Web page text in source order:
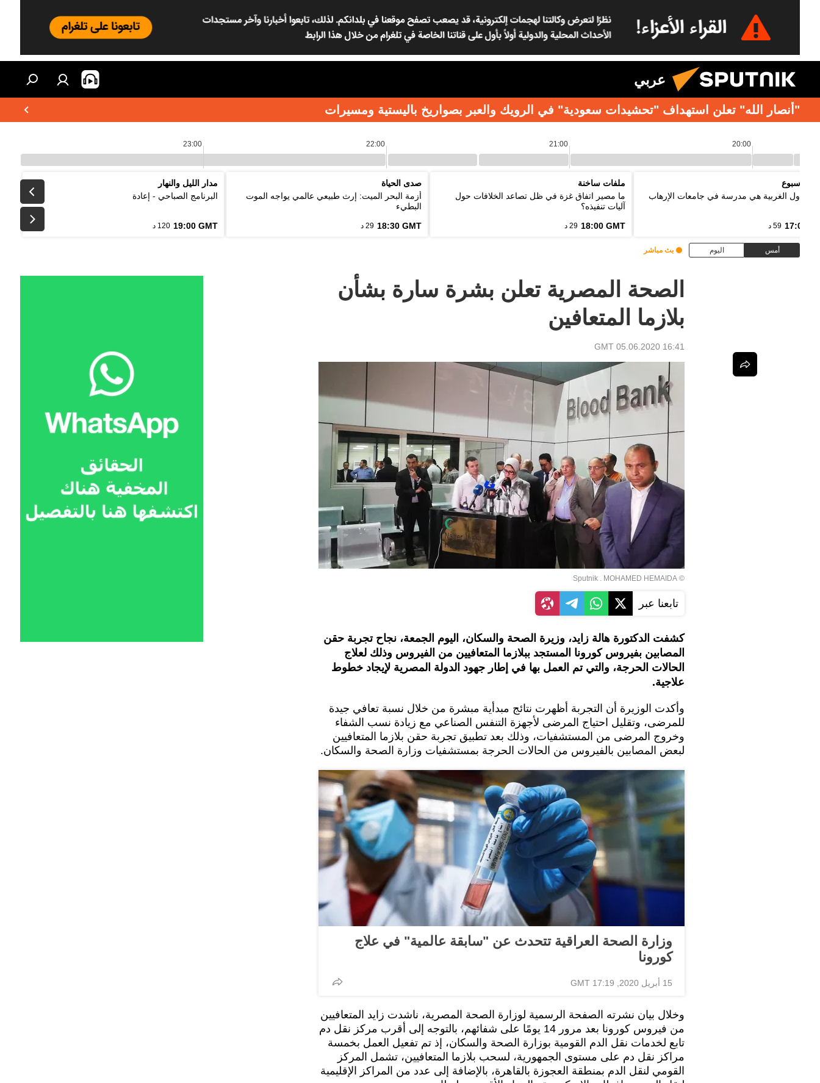
عربي
"أنصار الله" تعلن استهداف "تحشيدات سعودية" في الرويك والعبر بصواريخ باليستية ومسيرات
20:00
21:00
22:00
23:00
الأسبوع
الدول الغربية هي مدرسة في جامعات الإرهاب
17:00 59 د
ملفات ساخنة
ما مصير اتفاق غزة في ظل تصاعد الخلافات حول
آليات تنفيذه؟
18:00 GMT 29 د
صدى الحياة
أزمة البحر الميت: إرث طبيعي عالمي يواجه الموت
البطيء
18:30 GMT 29 د
مدار الليل والنهار
البرنامج الصباحي - إعادة
19:00 GMT 120 د
أمس اليوم بث مباشر
الصحة المصرية تعلن بشرة سارة بشأن
بلازما المتعافين
16:41 GMT 05.06.2020
© Sputnik . MOHAMED HEMAIDA
تابعنا عبر
كشفت الدكتورة هالة زايد، وزيرة الصحة والسكان، اليوم الجمعة، نجاح تجربة حقن
المصابين بفيروس كورونا المستجد ببلازما المتعافيين من الفيروس وذلك لعلاج
الحالات الحرجة، والتي تم العمل بها في إطار جهود الدولة المصرية لإيجاد خطوط
علاجية.
وأكدت الوزيرة أن التجربة أظهرت نتائج مبدأية مبشرة من خلال نسبة تعافي جيدة
للمرضى، وتقليل احتياج المرضى لأجهزة التنفس الصناعي مع زيادة نسب الشفاء
وخروج المرضى من المستشفيات، وذلك بعد تطبيق تجربة حقن بلازما المتعافيين
لبعض المصابين بالفيروس من الحالات الحرجة بمستشفيات وزارة الصحة والسكان.
وزارة الصحة العراقية تتحدث عن "سابقة عالمية" في علاج
كورونا
15 أبريل 2020, 17:19 GMT
وخلال بيان نشرته الصفحة الرسمية لوزارة الصحة المصرية، ناشدت زايد المتعافيين
من فيروس كورونا بعد مرور 14 يومًا على شفائهم، بالتوجه إلى أقرب مركز نقل دم
تابع لخدمات نقل الدم القومية بوزارة الصحة والسكان، إذ تم تفعيل العمل بخمسة
مراكز نقل دم على مستوى الجمهورية، لسحب بلازما المتعافيين، تشمل المركز
القومي لنقل الدم بمنطقة العجوزة بالقاهرة، بالإضافة إلى عدد من المراكز الإقليمية